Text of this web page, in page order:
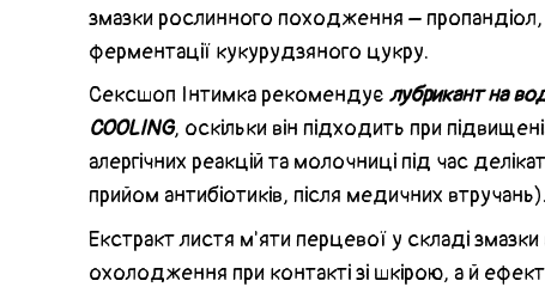
змазки рослинного походження –
ферментації кукурудзяного цукру.
Сексшоп Інтимка рекомендує лубрикант на
COOLING, оскільки він підходить при
алергічних реакцій та молочниці під час
прийом антибіотиків, після медичних втручань).
Екстракт листя м'яти перцевої у складі
охолодження при контакті зі шкірою, а й